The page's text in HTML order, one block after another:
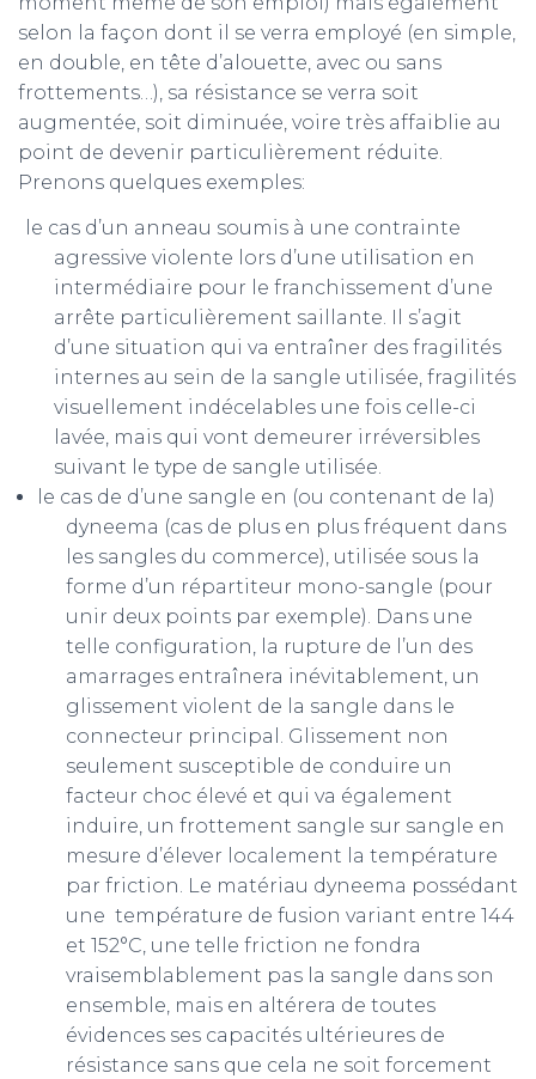
selon la façon dont il se verra employé (en simple,
en double, en tête d’alouette, avec ou sans
frottements…), sa résistance se verra soit
augmentée, soit diminuée, voire très affaiblie au
point de devenir particulièrement réduite.
Prenons quelques exemples:
le cas d’un anneau soumis à une contrainte
agressive violente lors d’une utilisation en
intermédiaire pour le franchissement d’une
arrête particulièrement saillante. Il s’agit
d’une situation qui va entraîner des fragilités
internes au sein de la sangle utilisée, fragilités
visuellement indécelables une fois celle-ci
lavée, mais qui vont demeurer irréversibles
suivant le type de sangle utilisée.
le cas de d’une sangle en (ou contenant de la)
dyneema (cas de plus en plus fréquent dans
les sangles du commerce), utilisée sous la
forme d’un répartiteur mono-sangle (pour
unir deux points par exemple). Dans une
telle configuration, la rupture de l’un des
amarrages entraînera inévitablement, un
glissement violent de la sangle dans le
connecteur principal. Glissement non
seulement susceptible de conduire un
facteur choc élevé et qui va également
induire, un frottement sangle sur sangle en
mesure d’élever localement la température
par friction. Le matériau dyneema possédant
une température de fusion variant entre 144
et 152°C, une telle friction ne fondra
vraisemblablement pas la sangle dans son
ensemble, mais en altérera de toutes
évidences ses capacités ultérieures de
résistance sans que cela ne soit forcement